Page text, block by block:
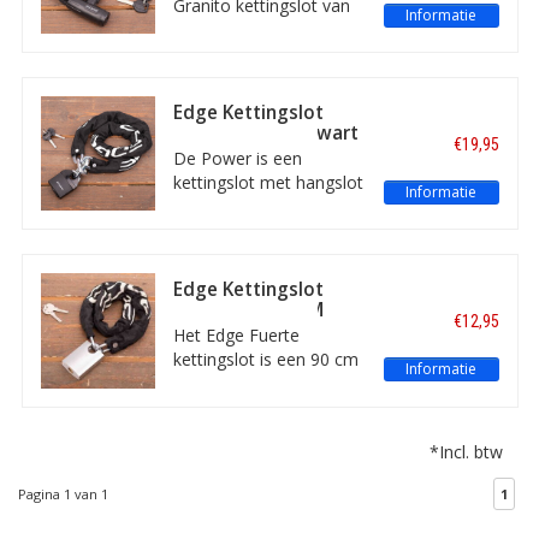
Granito kettingslot van
mm. Het slot wordt
geleverd met twee
sleutels .
Informatie
Edge Kettingslot
Power 120 CM Zwart
De Power is een
kettingslot met hangslot
van 10mm. Inclusief
twee sleutels.
€19,95
Informatie
Edge Kettingslot
Fuerte 60/ 90 CM
Zwart
Het Edge Fuerte
kettingslot is een 90 cm
€12,95
Informatie
*Incl. btw
Pagina 1 van 1 1